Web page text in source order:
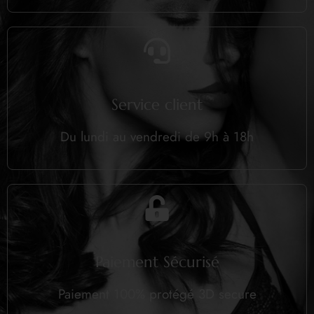
Service client
Du lundi au vendredi de 9h à 18h
Paiement Sécurisé
Paiement 100% protégé 3D secure